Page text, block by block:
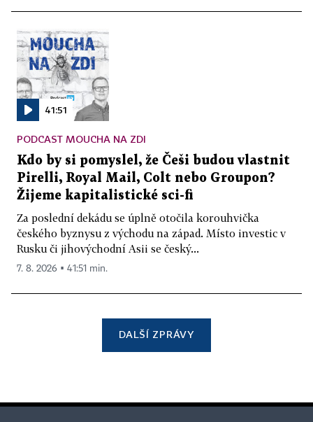
41:51
PODCAST MOUCHA NA ZDI
Kdo by si pomyslel, že Češi budou vlastnit
Pirelli, Royal Mail, Colt nebo Groupon?
Žijeme kapitalistické sci-fi
Za poslední dekádu se úplně otočila korouhvička
českého byznysu z východu na západ. Místo investic v
Rusku či jihovýchodní Asii se český...
7. 8. 2026 ▪ 41:51 min.
DALŠÍ ZPRÁVY